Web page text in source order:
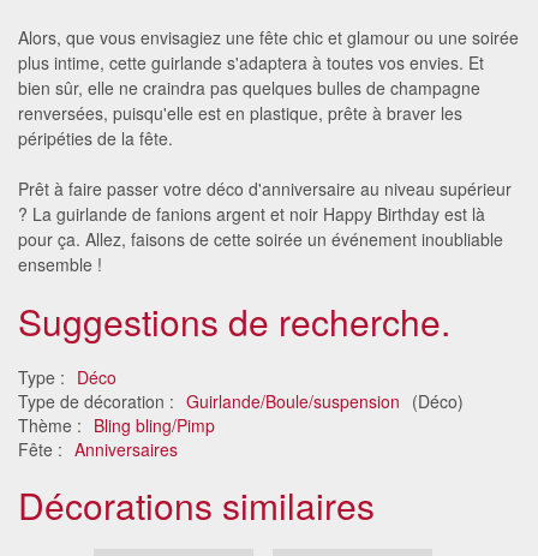
Alors, que vous envisagiez une fête chic et glamour ou une soirée
plus intime, cette guirlande s'adaptera à toutes vos envies. Et
bien sûr, elle ne craindra pas quelques bulles de champagne
renversées, puisqu'elle est en plastique, prête à braver les
péripéties de la fête.
Prêt à faire passer votre déco d'anniversaire au niveau supérieur
? La guirlande de fanions argent et noir Happy Birthday est là
pour ça. Allez, faisons de cette soirée un événement inoubliable
ensemble !
Suggestions de recherche.
Type : Déco
Type de décoration : Guirlande/Boule/suspension (Déco)
Thème : Bling bling/Pimp
Fête : Anniversaires
Décorations similaires